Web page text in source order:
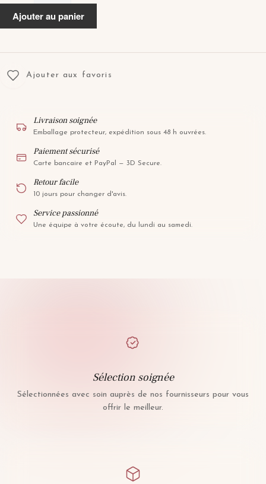
Ajouter au panier
Ajouter aux favoris
Livraison soignée
Emballage protecteur, expédition sous 48 h ouvrées.
Paiement sécurisé
Carte bancaire et PayPal — 3D Secure.
Retour facile
10 jours pour changer d'avis.
Service passionné
Une équipe à votre écoute, du lundi au samedi.
Sélection soignée
Sélectionnées avec soin auprès de nos fournisseurs pour vous
offrir le meilleur.